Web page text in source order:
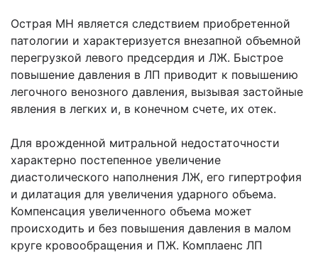
Острая МН является следствием приобретенной
патологии и характеризуется внезапной объемной
перегрузкой левого предсердия и ЛЖ. Быстрое
повышение давления в ЛП приводит к повышению
легочного венозного давления, вызывая застойные
явления в легких и, в конечном счете, их отек.
Для врожденной митральной недостаточности
характерно постепенное увеличение
диастолического наполнения ЛЖ, его гипертрофия
и дилатация для увеличения ударного объема.
Компенсация увеличенного объема может
происходить и без повышения давления в малом
круге кровообращения и ПЖ. Комплаенс ЛП